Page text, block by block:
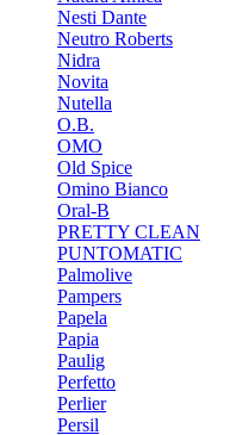
Nesti Dante
Neutro Roberts
Nidra
Novita
Nutella
O.B.
OMO
Old Spice
Omino Bianco
Oral-B
PRETTY CLEAN
PUNTOMATIC
Palmolive
Pampers
Papela
Papia
Paulig
Perfetto
Perlier
Persil